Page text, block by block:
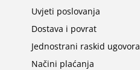
Uvjeti poslovanja
Dostava i povrat
Jednostrani raskid ugovora
Načini plaćanja